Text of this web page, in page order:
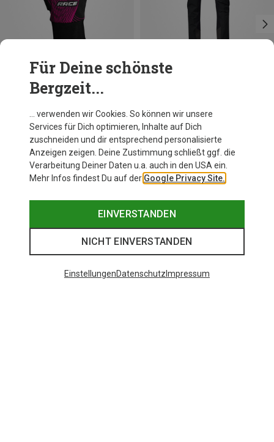
Du sparst 32%
Für Deine schönste
Bergzeit...
… verwenden wir Cookies. So können wir unsere
Services für Dich optimieren, Inhalte auf Dich
zuschneiden und dir entsprechend personalisierte
Anzeigen zeigen. Deine Zustimmung schließt ggf. die
Verarbeitung Deiner Daten u.a. auch in den USA ein.
Mehr Infos findest Du auf der Google Privacy Site.
EINVERSTANDEN
NICHT EINVERSTANDEN
EinstellungenDatenschutz Impressum